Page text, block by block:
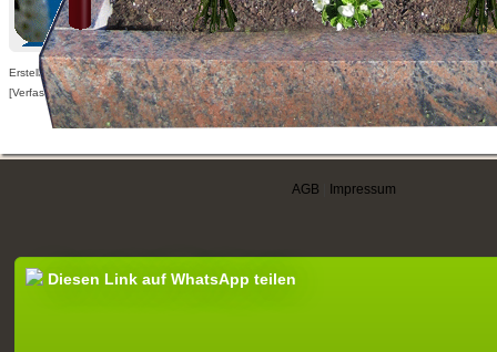
Erstellt am 20.09.2012,
[Verfasser nur für angemeldete Benutzer sichtbar]
AGB Impressum
Diesen Link auf WhatsApp teilen